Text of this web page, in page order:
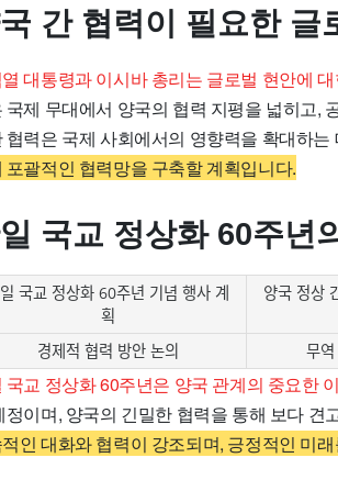
간 협력이 필요한 글
대통령과 이시바 총리는 글로벌 현안에
국제 무대에서 양국의 협력 지평을 넓히고,
협력은 국제 사회에서의 영향력을 확대하
포괄적인 협력망을 구축할 계획입니다.
국교 정상화 60주년
국교 정상화 60주년 기념 행사 계
획
양국 정상
경제적 협력 방안 논의
무
국교 정상화 60주년은 양국 관계의 중요한
정이며, 양국의 긴밀한 협력을 통해 보다
인 대화와 협력이 강조되며, 긍정적인 미